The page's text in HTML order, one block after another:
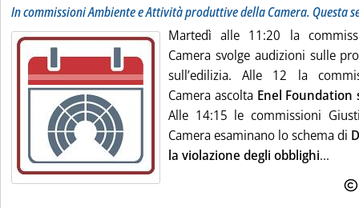
In commissioni Ambiente e Attività produttive della Camera. Questa
Martedì alle 11:20 la
Camera svolge audizioni sulle
sull’edilizia. Alle 12 la
Camera ascolta Enel Foundation
Alle 14:15 le commissioni
Camera esaminano lo schema di
la violazione degli obblighi...